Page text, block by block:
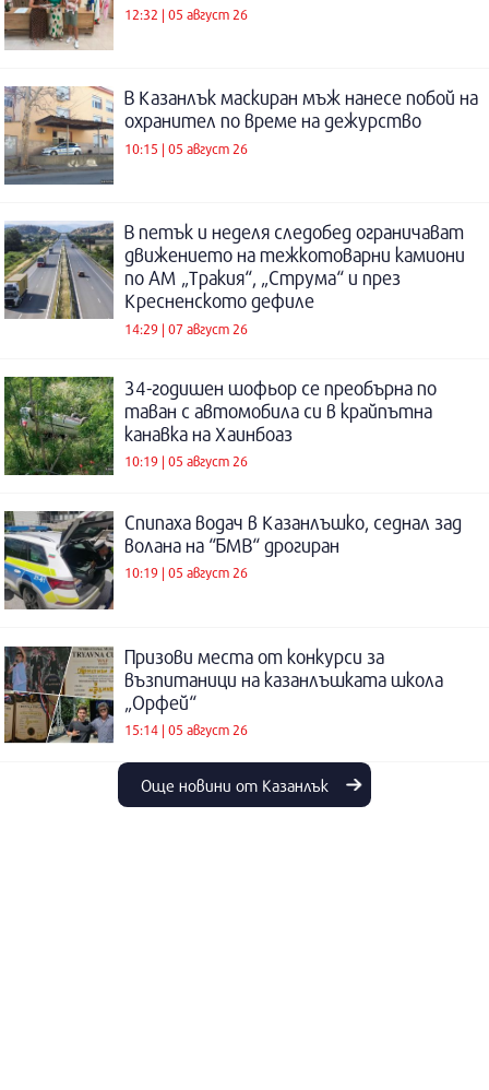
12:32 | 05 август 26
В Казанлък маскиран мъж нанесе побой на
охранител по време на дежурство
10:15 | 05 август 26
В петък и неделя следобед ограничават
движението на тежкотоварни камиони
по АМ „Тракия“, „Струма“ и през
Кресненското дефиле
14:29 | 07 август 26
34-годишен шофьор се преобърна по
таван с автомобила си в крайпътна
канавка на Хаинбоаз
10:19 | 05 август 26
Спипаха водач в Казанлъшко, седнал зад
волана на “БМВ“ дрогиран
10:19 | 05 август 26
Призови места от конкурси за
възпитаници на казанлъшката школа
„Орфей“
15:14 | 05 август 26
Още новини от Казанлък